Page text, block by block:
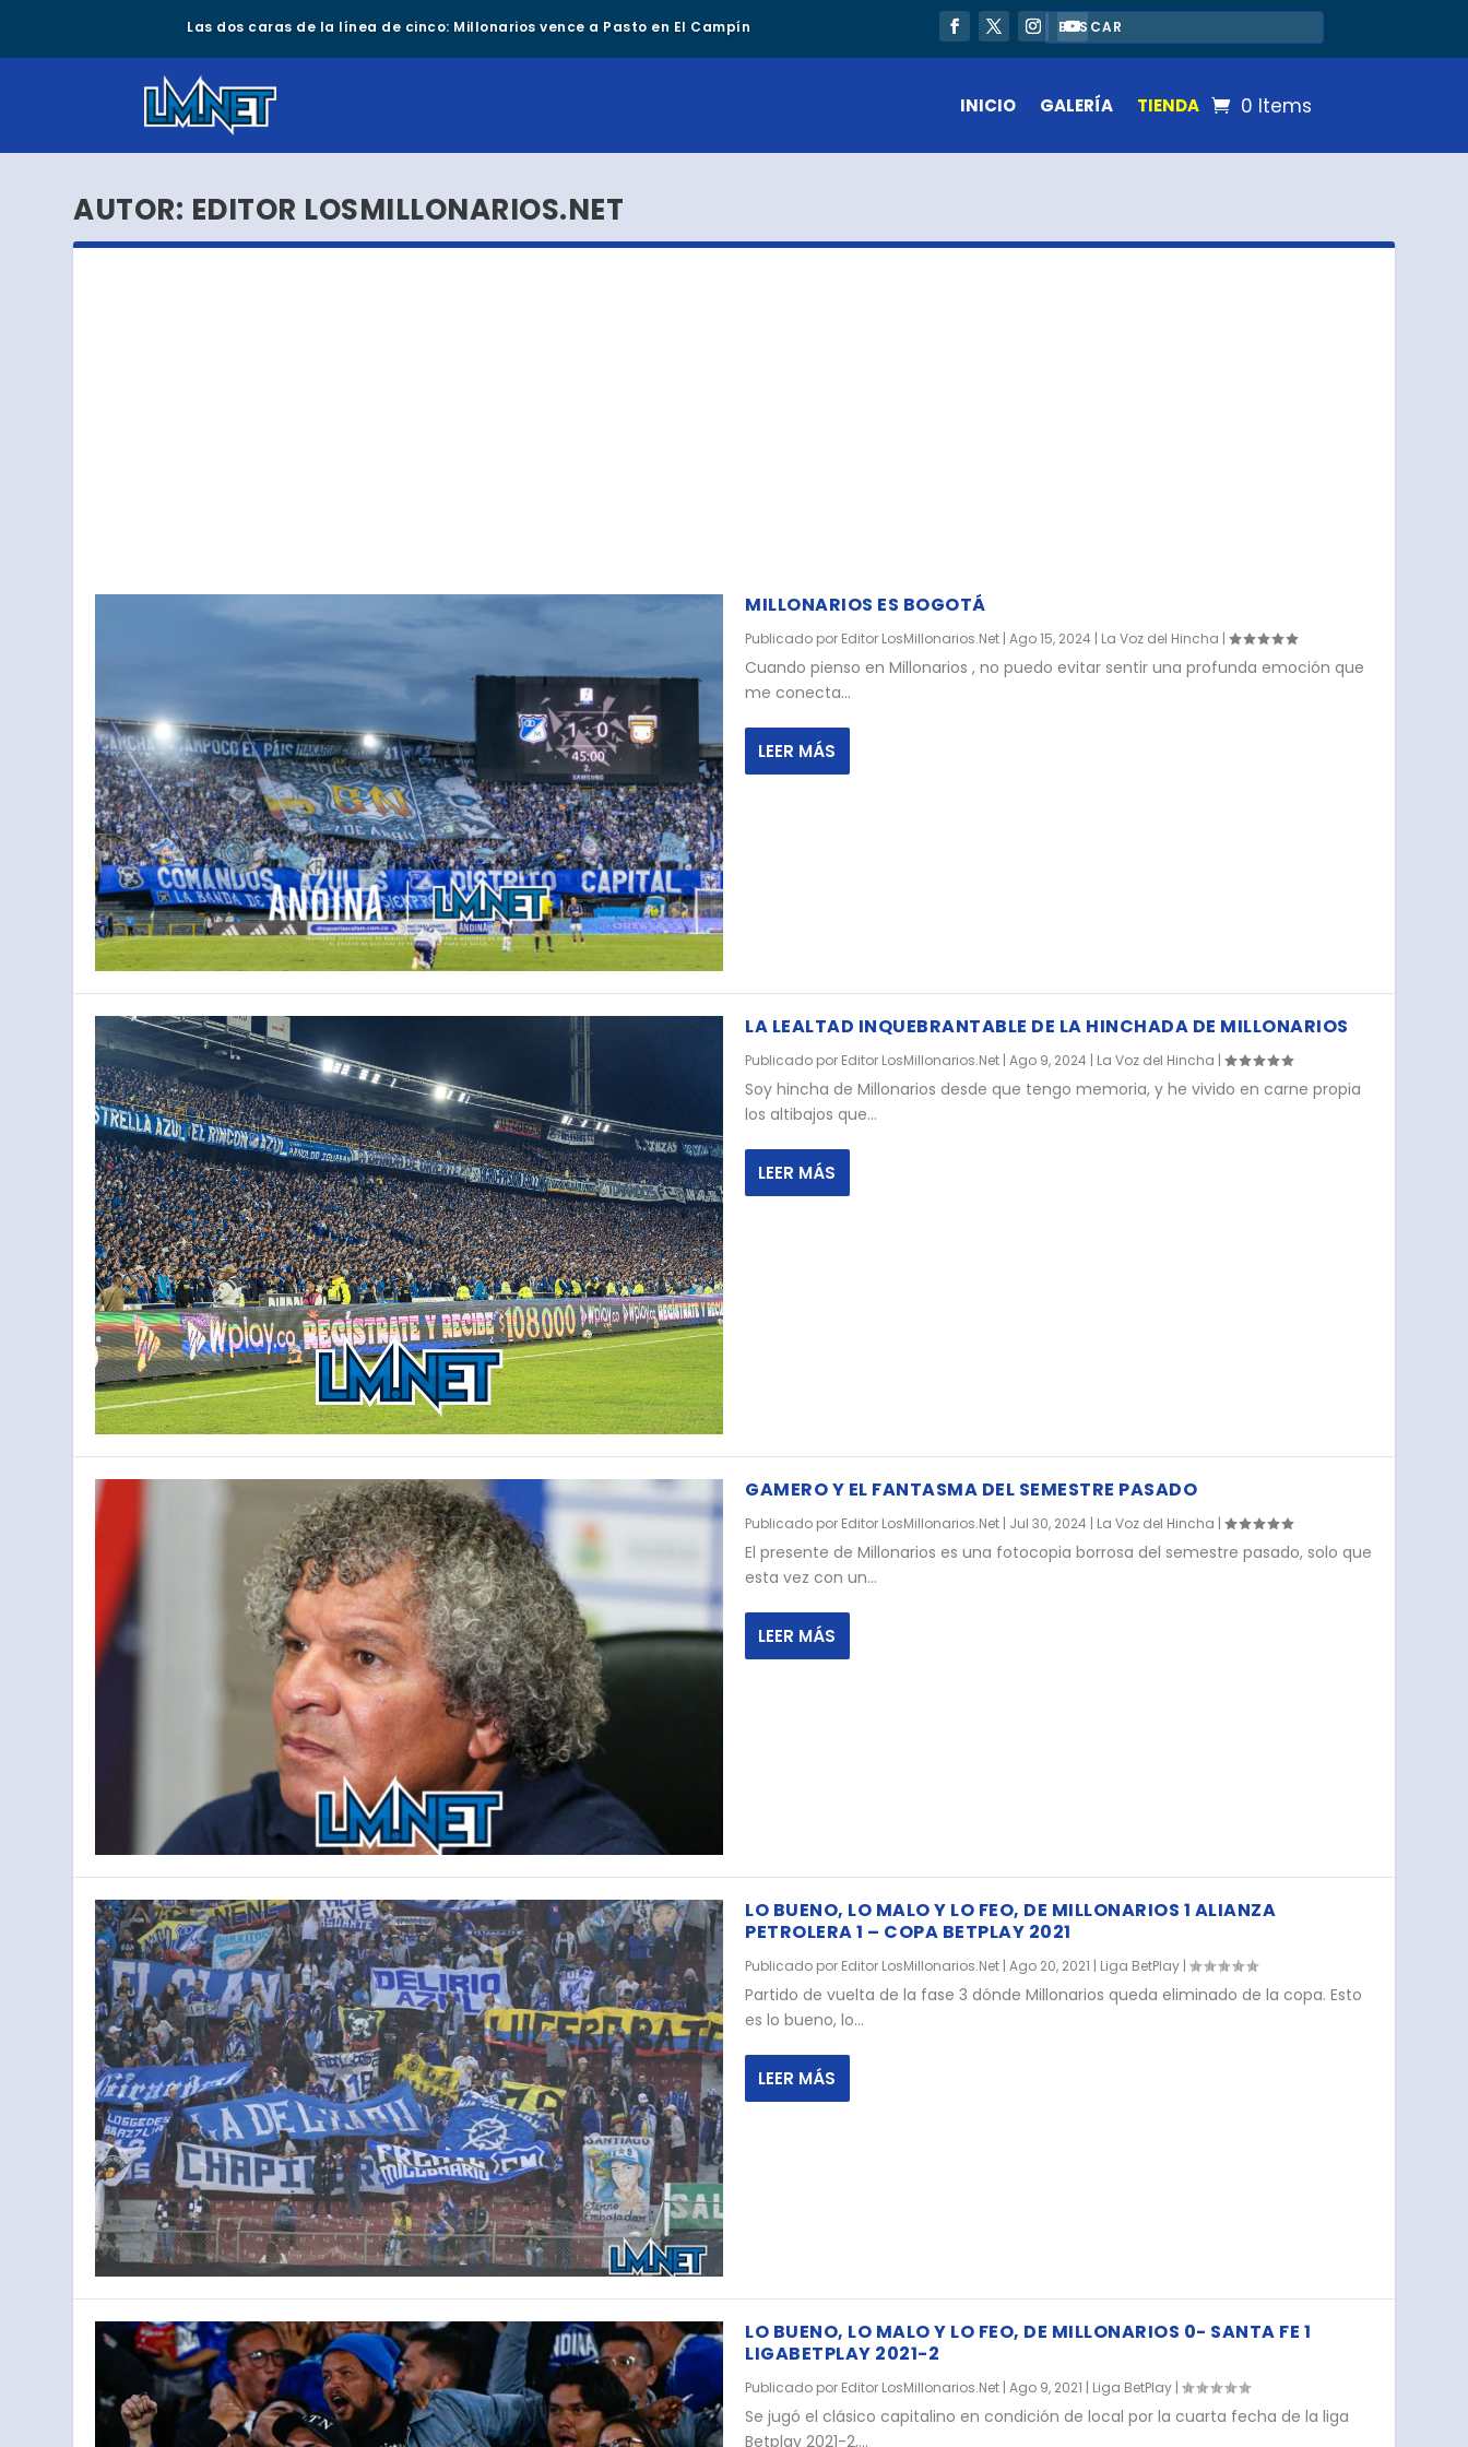
Las dos caras de la línea de cinco: Millonarios vence a Pasto en El Campín
INICIO GALERÍA TIENDA 0 Items
AUTOR: EDITOR LOSMILLONARIOS.NET
MILLONARIOS ES BOGOTÁ
Publicado por Editor LosMillonarios.Net | Ago 15, 2024 | La Voz del Hincha |
Cuando pienso en Millonarios , no puedo evitar sentir una profunda emoción que
me conecta...
LEER MÁS
LA LEALTAD INQUEBRANTABLE DE LA HINCHADA DE MILLONARIOS
Publicado por Editor LosMillonarios.Net | Ago 9, 2024 | La Voz del Hincha |
Soy hincha de Millonarios desde que tengo memoria, y he vivido en carne propia
los altibajos que...
LEER MÁS
GAMERO Y EL FANTASMA DEL SEMESTRE PASADO
Publicado por Editor LosMillonarios.Net | Jul 30, 2024 | La Voz del Hincha |
El presente de Millonarios es una fotocopia borrosa del semestre pasado, solo que
esta vez con un...
LEER MÁS
LO BUENO, LO MALO Y LO FEO, DE MILLONARIOS 1 ALIANZA
PETROLERA 1 – COPA BETPLAY 2021
Publicado por Editor LosMillonarios.Net Ago 20, 2021 Liga BetPlay
Partido de vuelta de la fase 3 dónde Millonarios queda eliminado de la copa. Esto
es lo bueno, lo...
LEER MÁS
LO BUENO, LO MALO Y LO FEO, DE MILLONARIOS 0- SANTA FE 1
LIGABETPLAY 2021-2
Publicado por Editor LosMillonarios.Net | Ago 9, 2021 | Liga BetPlay |
Se jugó el clásico capitalino en condición de local por la cuarta fecha de la liga
Betplay 2021-2,...